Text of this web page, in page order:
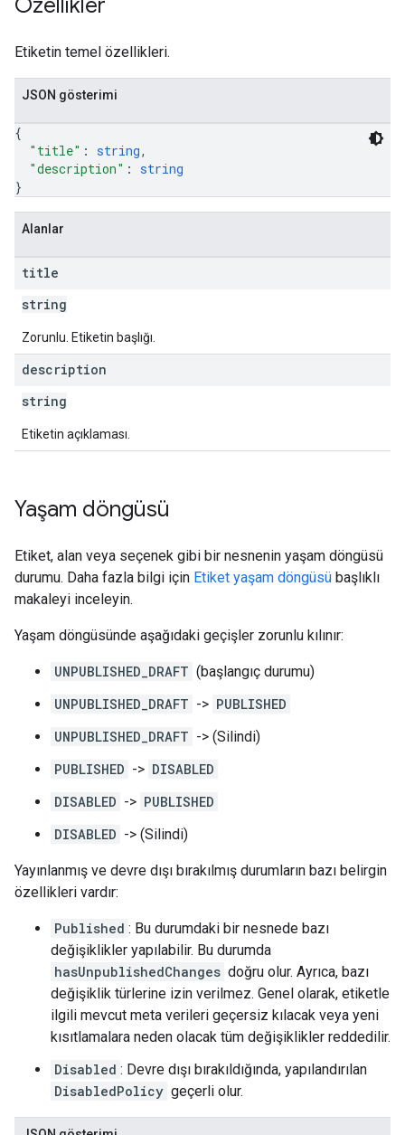
Özellikler
Etiketin temel özellikleri.
JSON gösterimi
{
"title" : string,
"description" : string
}
Alanlar
title
string
Zorunlu. Etiketin başlığı.
description
string
Etiketin açıklaması.
Yaşam döngüsü
Etiket, alan veya seçenek gibi bir nesnenin yaşam döngüsü
durumu. Daha fazla bilgi için Etiket yaşam döngüsü başlıklı
makaleyi inceleyin.
Yaşam döngüsünde aşağıdaki geçişler zorunlu kılınır:
UNPUBLISHED_DRAFT (başlangıç durumu)
UNPUBLISHED_DRAFT -> PUBLISHED
UNPUBLISHED_DRAFT -> (Silindi)
PUBLISHED -> DISABLED
DISABLED -> PUBLISHED
DISABLED -> (Silindi)
Yayınlanmış ve devre dışı bırakılmış durumların bazı belirgin
özellikleri vardır:
Published : Bu durumdaki bir nesnede bazı
değişiklikler yapılabilir. Bu durumda
hasUnpublishedChanges doğru olur. Ayrıca, bazı
değişiklik türlerine izin verilmez. Genel olarak, etiketle
ilgili mevcut meta verileri geçersiz kılacak veya yeni
kısıtlamalara neden olacak tüm değişiklikler reddedilir.
Disabled : Devre dışı bırakıldığında, yapılandırılan
DisabledPolicy geçerli olur.